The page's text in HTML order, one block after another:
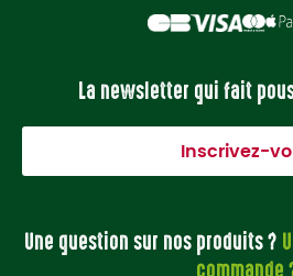
La newsletter qui fait
Inscrivez-
Une question sur nos produits ?